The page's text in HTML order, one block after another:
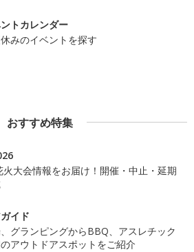
トカレンダー
みのイベントを探す
おすすめ特集
火大会情報をお届け！開催・中止・延期
イド
グランピングからBBQ、アスレチック
アウトドアスポットをご紹介